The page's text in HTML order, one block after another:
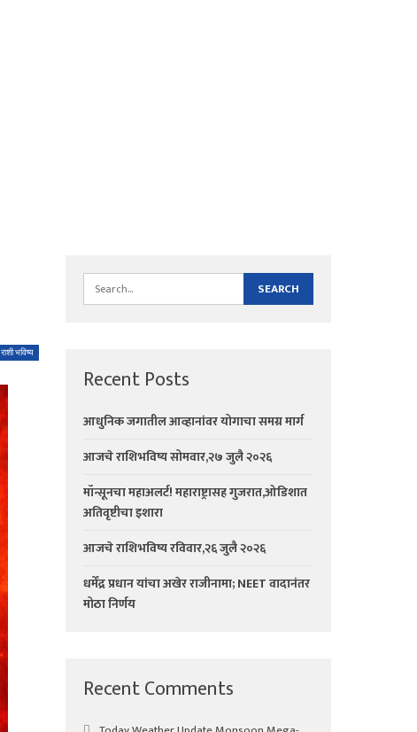
राशी भविष्य
Recent Posts
आधुनिक जगातील आव्हानांवर योगाचा समग्र मार्ग
आजचे राशिभविष्य सोमवार,२७ जुलै २०२६
मॉन्सूनचा महाअलर्ट! महाराष्ट्रासह गुजरात,ओडिशात
अतिवृष्टीचा इशारा
आजचे राशिभविष्य रविवार,२६ जुलै २०२६
धर्मेंद्र प्रधान यांचा अखेर राजीनामा; NEET वादानंतर
मोठा निर्णय
Recent Comments